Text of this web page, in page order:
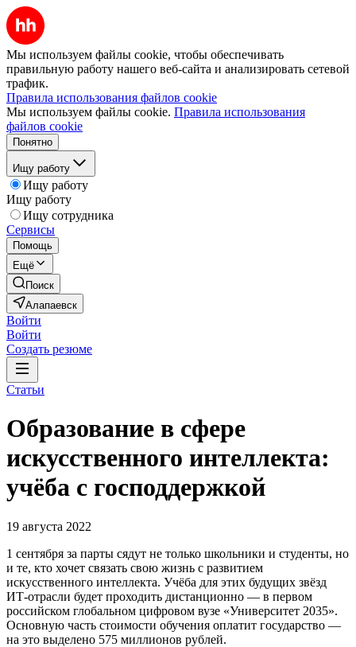
Мы используем файлы cookie, чтобы обеспечивать
правильную работу нашего веб-сайта и анализировать сетевой
трафик.
Правила использования файлов cookie
Мы используем файлы cookie. Правила использования
файлов cookie
Понятно
Ищу работу
Ищу работу
Ищу работу
Ищу сотрудника
Сервисы
Помощь
Ещё
Поиск
Алапаевск
Войти
Войти
Создать резюме
Статьи
Образование в сфере
искусственного интеллекта:
учёба с господдержкой
19 августа 2022
1 сентября за парты сядут не только школьники и студенты, но
и те, кто хочет связать свою жизнь с развитием
искусственного интеллекта. Учёба для этих будущих звёзд
ИТ-отрасли будет проходить дистанционно — в первом
российском глобальном цифровом вузе «Университет 2035».
Основную часть стоимости обучения оплатит государство —
на это выделено 575 миллионов рублей.